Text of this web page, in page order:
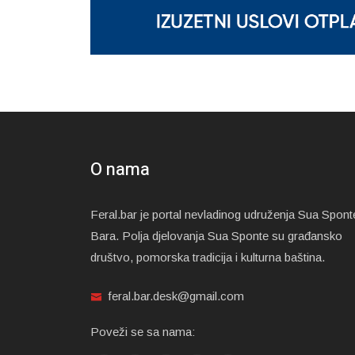
O nama
Feral.bar je portal nevladinog udruženja Sua
Bara. Polja djelovanja Sua Sponte su građansko
društvo, pomorska tradicija i kulturna baština.
feral.bar.desk@gmail.com
Poveži se sa nama: